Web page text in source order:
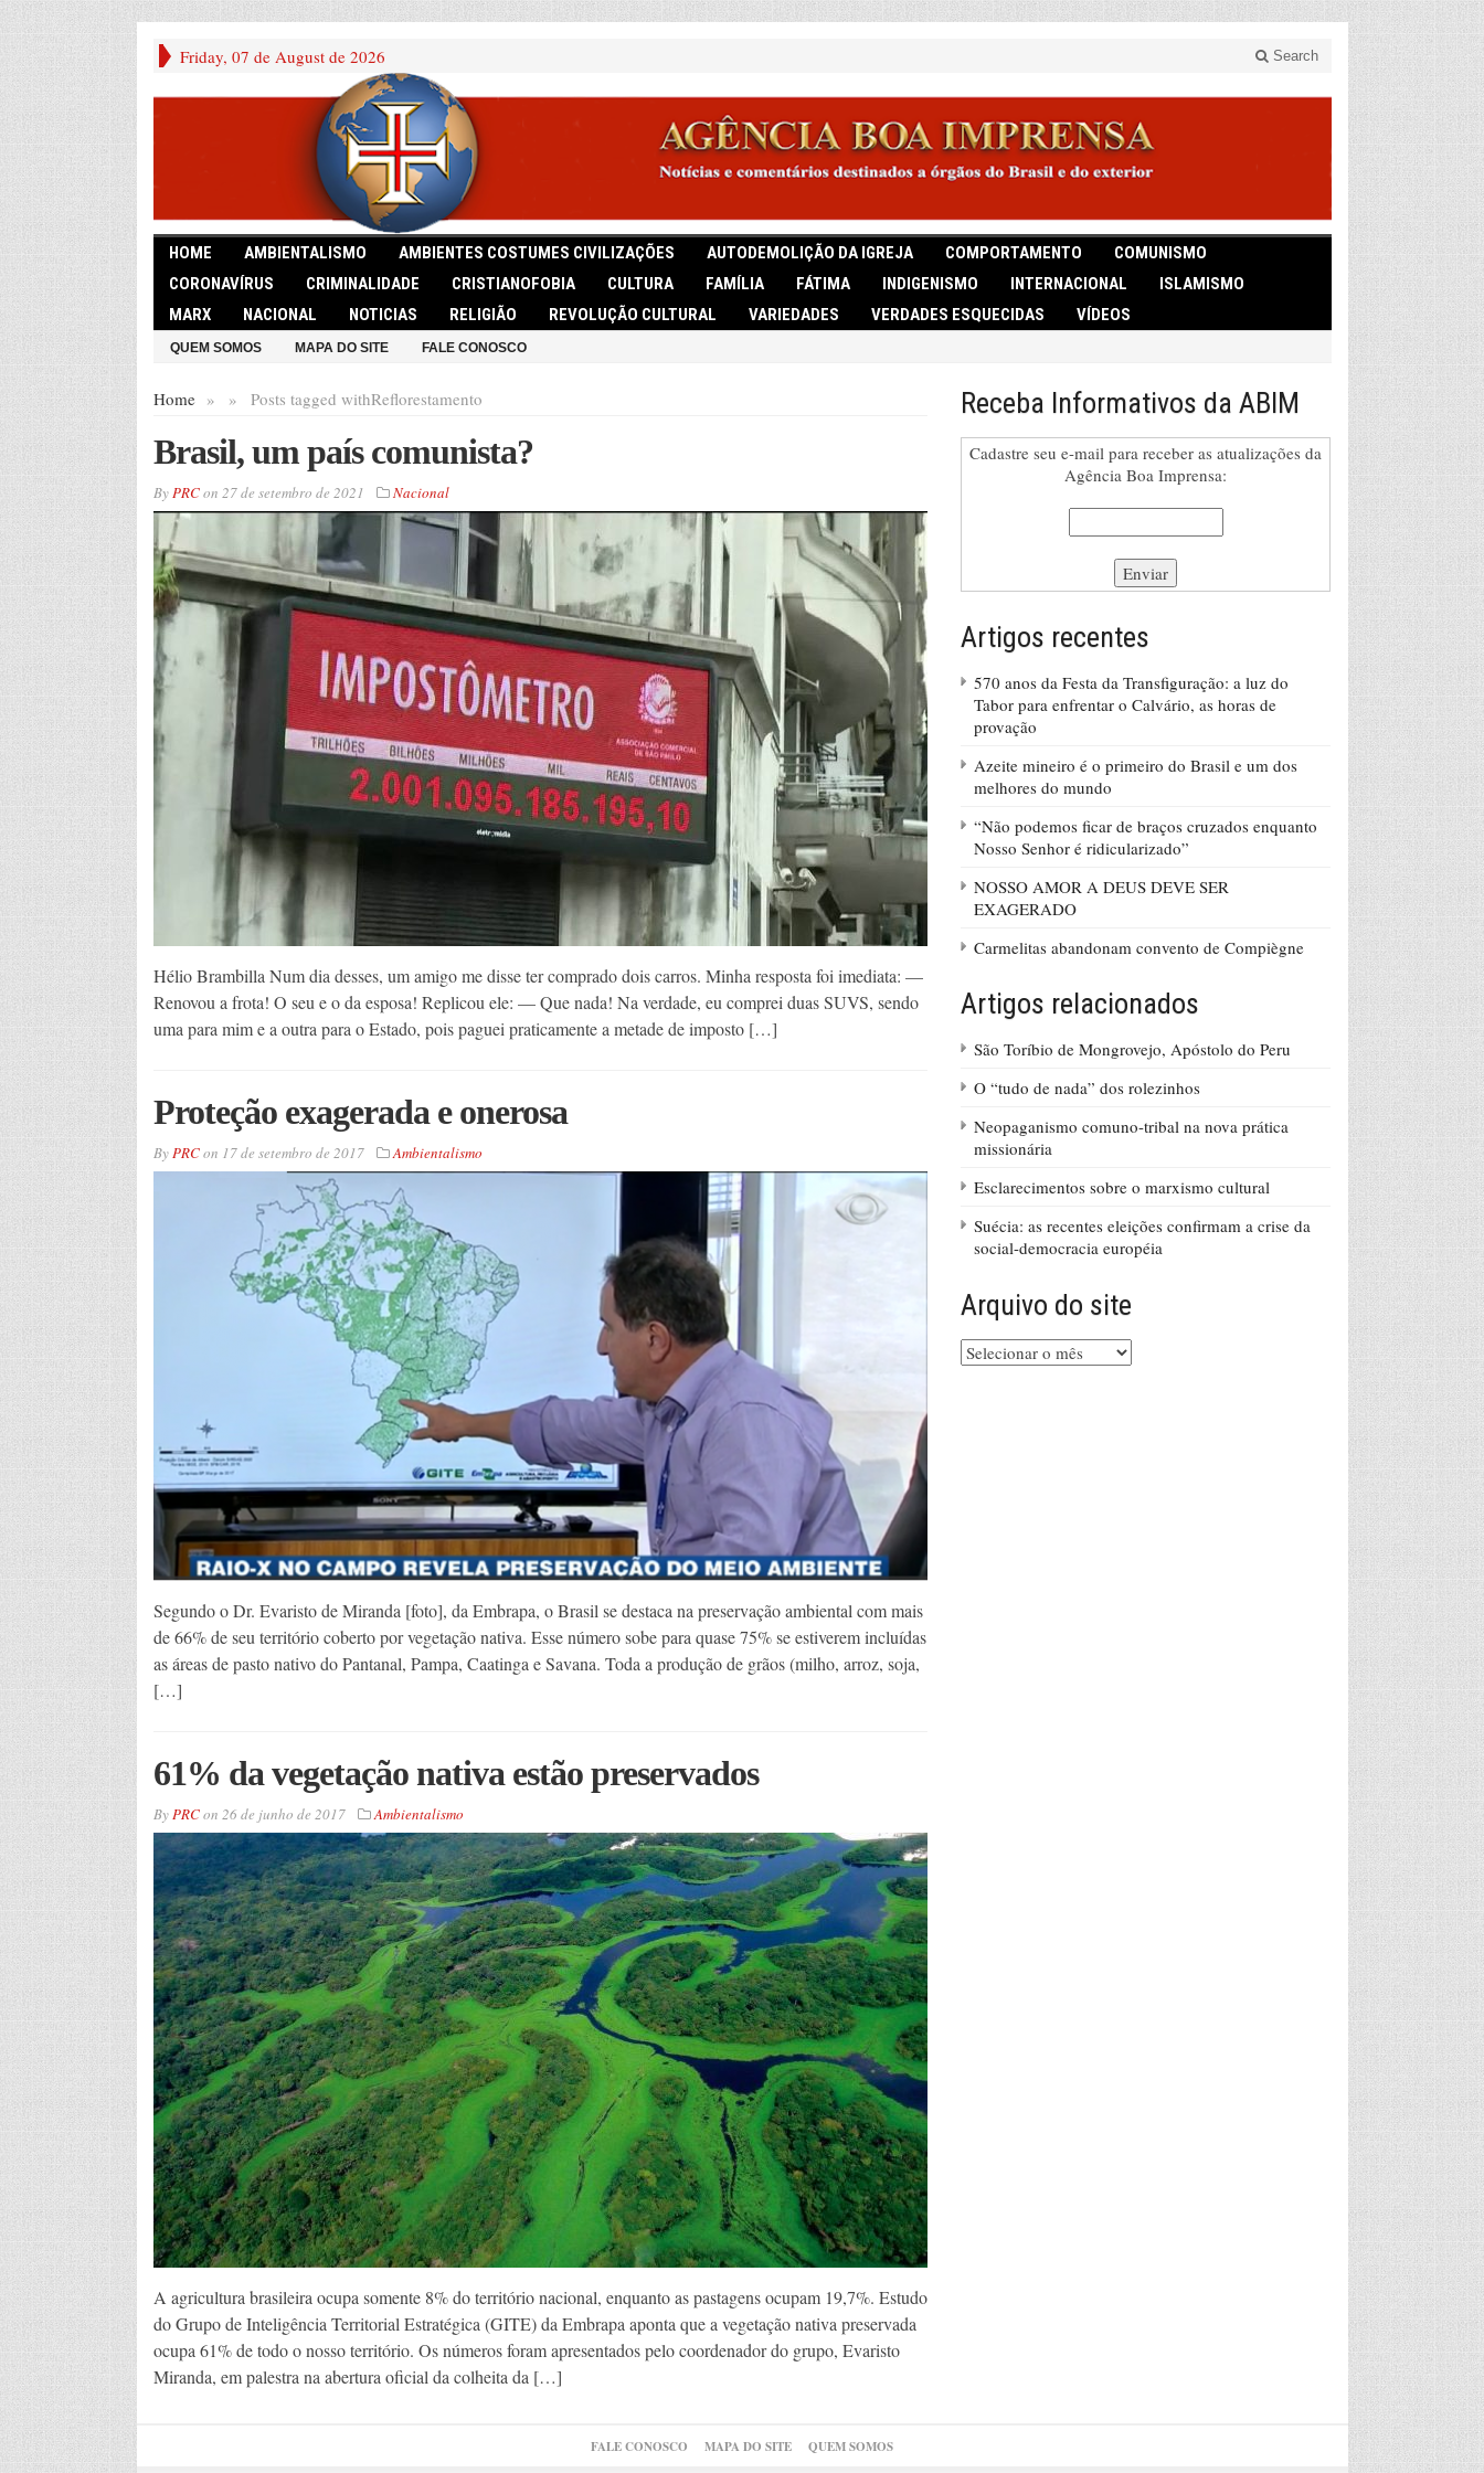
Friday, 07 de August de 2026 Search
HOME AMBIENTALISMO AMBIENTES COSTUMES CIVILIZAÇÕES AUTODEMOLIÇÃO DA IGREJA COMPORTAMENTO
COMUNISMO
CORONAVÍRUS
CRIMINALIDADE CRISTIANOFOBIA CULTURA FAMÍLIA FÁTIMA INDIGENISMO INTERNACIONAL
ISLAMISMO
MARX
NACIONAL NOTICIAS RELIGIÃO REVOLUÇÃO CULTURAL VARIEDADES VERDADES ESQUECIDAS VÍDEOS
QUEM SOMOS MAPA DO SITE FALE CONOSCO
Home » Posts tagged with
» Reflorestamento
Brasil, um país comunista?
ByPRCon 27 de setembro de 2021 Nacional
Hélio Brambilla Num dia desses, um amigo me disse ter comprado dois carros. Minha resposta foi imediata: —
Renovou a frota! O seu e o da esposa! Replicou ele: — Que nada! Na verdade, eu comprei duas SUVS, sendo
uma para mim e a outra para o Estado, pois paguei praticamente a metade de imposto […]
Proteção exagerada e onerosa
ByPRCon 17 de setembro de 2017 Ambientalismo
Segundo o Dr. Evaristo de Miranda [foto], da Embrapa, o Brasil se destaca na preservação ambiental com mais
de 66% de seu território coberto por vegetação nativa. Esse número sobe para quase 75% se estiverem incluídas
as áreas de pasto nativo do Pantanal, Pampa, Caatinga e Savana. Toda a produção de grãos (milho, arroz, soja,
[…]
61% da vegetação nativa estão preservados
ByPRCon 26 de junho de 2017 Ambientalismo
A agricultura brasileira ocupa somente 8% do território nacional, enquanto as pastagens ocupam 19,7%. Estudo
do Grupo de Inteligência Territorial Estratégica (GITE) da Embrapa aponta que a vegetação nativa preservada
ocupa 61% de todo o nosso território. Os números foram apresentados pelo coordenador do grupo, Evaristo
Miranda, em palestra na abertura oficial da colheita da […]
Receba Informativos da ABIM
Cadastre seu e-mail para receber as atualizações da
Agência Boa Imprensa:
Artigos recentes
570 anos da Festa da Transfiguração: a luz do
Tabor para enfrentar o Calvário, as horas de
provação
Azeite mineiro é o primeiro do Brasil e um dos
melhores do mundo
“Não podemos ficar de braços cruzados enquanto
Nosso Senhor é ridicularizado”
NOSSO AMOR A DEUS DEVE SER
EXAGERADO
Carmelitas abandonam convento de Compiègne
Artigos relacionados
São Toríbio de Mongrovejo, Apóstolo do Peru
O “tudo de nada” dos rolezinhos
Neopaganismo comuno-tribal na nova prática
missionária
Esclarecimentos sobre o marxismo cultural
Suécia: as recentes eleições confirmam a crise da
social-democracia européia
Arquivo do site
Arquivo
do
FALE CONOSCO MAPA DO SITE QUEM SOMOS